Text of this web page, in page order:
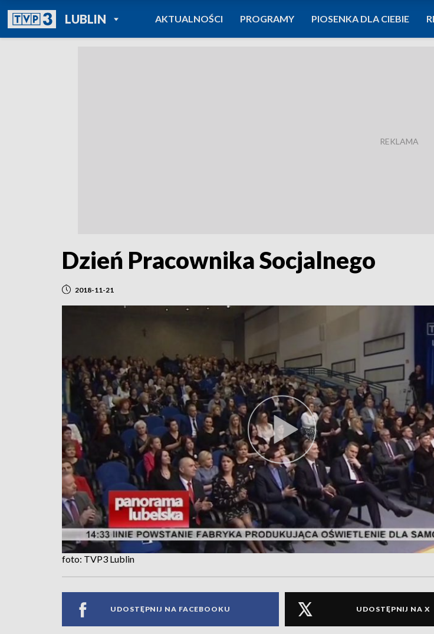
LUBLINPOWRÓT DO
TVP REGIONY
AKTUALNOŚCI PROGRAMY PIOSENKA DLA CIEBIE
Dzień Pracownika Socjalnego
2018-11-21
foto: TVP3 Lublin
UDOSTĘPNIJ NA FACEBOOKU UDOSTĘPNIJ NA X